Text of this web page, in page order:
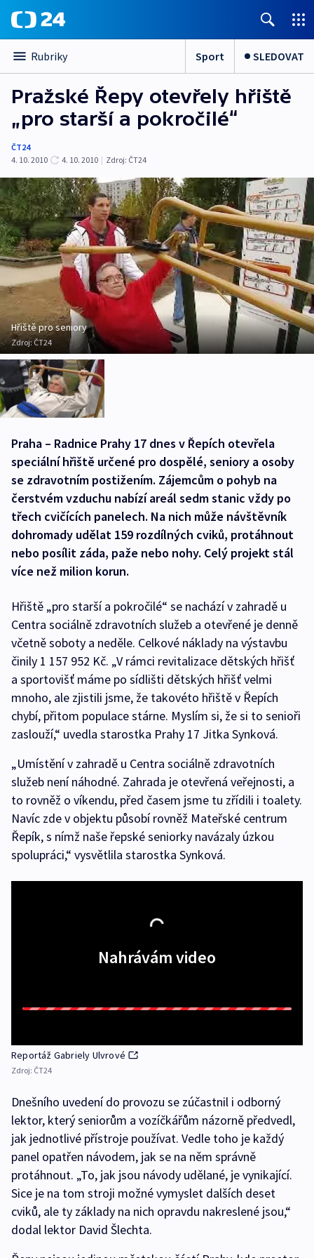
Rubriky Sport SLEDOVAT
Pražské Řepy otevřely hřiště
„pro starší a pokročilé“
ČT24
4. 10. 2010
4. 10. 2010 | Zdroj: ČT24
Hřiště pro seniory
Zdroj:ČT24
Praha – Radnice Prahy 17 dnes v Řepích otevřela
speciální hřiště určené pro dospělé, seniory a osoby
se zdravotním postižením. Zájemcům o pohyb na
čerstvém vzduchu nabízí areál sedm stanic vždy po
třech cvičících panelech. Na nich může návštěvník
dohromady udělat 159 rozdílných cviků, protáhnout
nebo posílit záda, paže nebo nohy. Celý projekt stál
více než milion korun.
Hřiště „pro starší a pokročilé“ se nachází v zahradě u
Centra sociálně zdravotních služeb a otevřené je denně
včetně soboty a neděle. Celkové náklady na výstavbu
činily 1 157 952 Kč. „V rámci revitalizace dětských hřišť
a sportovišť máme po sídlišti dětských hřišť velmi
mnoho, ale zjistili jsme, že takovéto hřiště v Řepích
chybí, přitom populace stárne. Myslím si, že si to senioři
zaslouží,“ uvedla starostka Prahy 17 Jitka Synková.
„Umístění v zahradě u Centra sociálně zdravotních
služeb není náhodné. Zahrada je otevřená veřejnosti, a
to rovněž o víkendu, před časem jsme tu zřídili i toalety.
Navíc zde v objektu působí rovněž Mateřské centrum
Řepík, s nímž naše řepské seniorky navázaly úzkou
spolupráci,“ vysvětlila starostka Synková.
Nahrávám video
Reportáž Gabriely Ulvrové
Zdroj: ČT24
Dnešního uvedení do provozu se zúčastnil i odborný
lektor, který seniorům a vozíčkářům názorně předvedl,
jak jednotlivé přístroje používat. Vedle toho je každý
panel opatřen návodem, jak se na něm správně
protáhnout. „To, jak jsou návody udělané, je vynikající.
Sice je na tom stroji možné vymyslet dalších deset
cviků, ale ty základy na nich opravdu nakreslené jsou,“
dodal lektor David Šlechta.